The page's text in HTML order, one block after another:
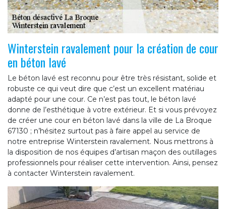
Winterstein ravalement pour la création de cour
en béton lavé
Le béton lavé est reconnu pour être très résistant, solide et
robuste ce qui veut dire que c’est un excellent matériau
adapté pour une cour. Ce n’est pas tout, le béton lavé
donne de l’esthétique à votre extérieur. Et si vous prévoyez
de créer une cour en béton lavé dans la ville de La Broque
67130 ; n’hésitez surtout pas à faire appel au service de
notre entreprise Winterstein ravalement. Nous mettrons à
la disposition de nos équipes d’artisan maçon des outillages
professionnels pour réaliser cette intervention. Ainsi, pensez
à contacter Winterstein ravalement.